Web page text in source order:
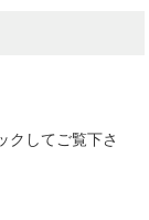
クしてご覧下さ